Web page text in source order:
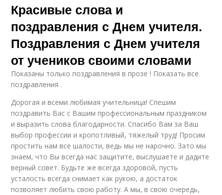
Красивые слова и
поздравления с Днем учителя.
Поздравления с Днем учителя
от учеников своими словами
Показаны только поздравления в прозе ! Показать все
поздравления .
Дорогая и всеми любимая учительница! Спешим
поздравить Вас с Вашим профессиональным праздником
и выразить слова благодарности. Спасибо Вам за Ваш
выбор профессии и кропотливый, тяжелый труд! Просим
простить нам все шалости, ведь мы не нарочно. Зато мы
знаем, что Вы всегда нас защитите, выслушаете и дадите
верный совет. Будьте же всегда здоровой, пусть
усталость всегда снимает как рукою, а достаток
позволяет любить свою работу. А мы, в свою очередь,